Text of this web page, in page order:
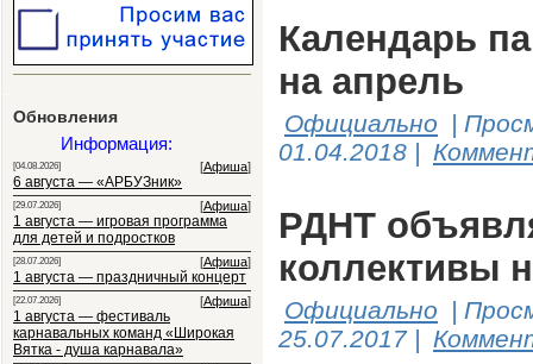
Обновления
Информация:
[04.08.2026] [Афиша]
6 августа — «АРБУЗник»
[29.07.2026] [Афиша]
1 августа — игровая программа
для детей и подростков
[28.07.2026] [Афиша]
1 августа — праздничный концерт
[22.07.2026] [Афиша]
1 августа — фестиваль
карнавальных команд «Широкая
Вятка - душа карнавала»
Календарь
на апрель
Официально |
01.04.2018 |
РДНТ
коллективы
Официально |
25.07.2017 |